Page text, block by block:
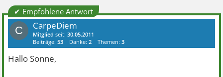
✔ Empfohlene Antwort
C CarpeDiem
Mitglied seit:30.05.2011
Beiträge:53 Danke:2 Themen:3
Hallo Sonne,